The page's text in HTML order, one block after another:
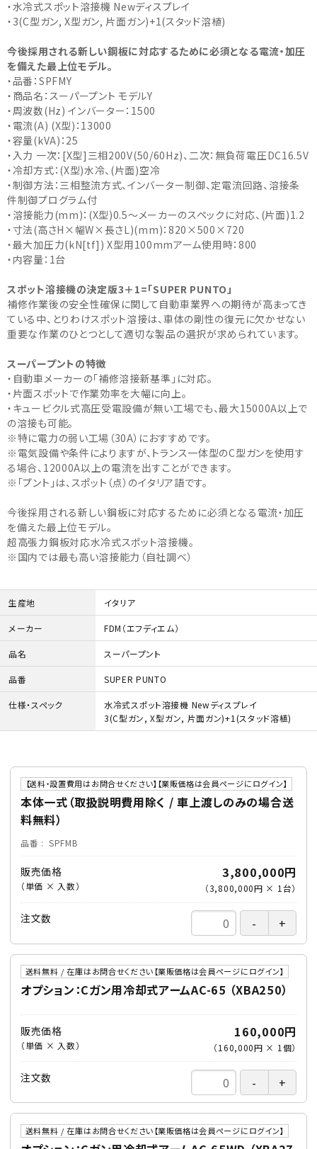
・水冷式スポット溶接機 Newディスプレイ
・3(C型ガン, X型ガン, 片面ガン)+1(スタッド溶植)
​今後採用される新しい鋼板に対応するために必須となる電流・加圧
を備えた最上位モデル。
・品番：SPFMY
・商品名：スーパープント モデルY
・周波数(Hz) インバーター：1500
・電流(A) (X型)：13000
・容量(kVA)：25
・入力 一次：[X型]三相200V(50/60Hz)、二次：無負荷電圧DC16.5V
・冷却方式：(X型)水冷、(片面)空冷
・制御方法：三相整流方式、インバーター制御、定電流回路、溶接条
件制御プログラム付
・溶接能力(mm)：(X型)0.5～メーカーのスペックに対応、(片面)1.2
・寸法(高さH×幅W×長さL)(mm)：820×500×720
・最大加圧力(kN[tf]) X型用100mmアーム使用時：800
・内容量：1台
スポット溶接機の決定版3＋1=「SUPER PUNTO」
補修作業後の安全性確保に関して自動車業界への期待が高まってき
ている中、とりわけスポット溶接は、車体の剛性の復元に欠かせない
重要な作業のひとつとして適切な製品の選択が求められています。
スーパープントの特徴
・自動車メーカーの「補修溶接新基準」に対応。
・片面スポットで作業効率を大幅に向上。
・キュービクル式高圧受電設備が無い工場でも、最大15000A以上で
の溶接も可能。
※特に電力の弱い工場（30A）におすすめです。
※電気設備や条件によりますが、トランス一体型のC型ガンを使用す
る場合、12000A以上の電流を出すことができます。
※「プント」は、スポット（点）のイタリア語です。
今後採用される新しい鋼板に対応するために必須となる電流・加圧
を備えた最上位モデル。
超高張力鋼板対応水冷式スポット溶接機。
※国内では最も高い溶接能力（自社調べ）
生産地 イタリア
メーカー FDM（エフディエム）
品名 スーパープント
品番 SUPER PUNTO
仕様・スペック
水冷式スポット溶接機 Newディスプレイ
3(C型ガン, X型ガン, 片面ガン)+1(スタッド溶植)
【送料・設置費用はお問合せください】【業販価格は会員ページにログイン】
本体一式（取扱説明費用除く / 車上渡しのみの場合送
料無料）
品番 SPFMB
販売価格
（単価 × 入数）
3,800,000円
（3,800,000円 × 1 台）
注文数
送料無料 / 在庫はお問合せください【業販価格は会員ページにログイン】
オプション：Cガン用冷却式アームAC-65 （XBA250）
販売価格
（単価 × 入数）
160,000円
（160,000円 × 1 個）
注文数
送料無料 / 在庫はお問合せください【業販価格は会員ページにログイン】